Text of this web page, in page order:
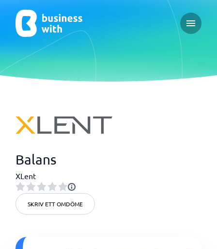
Open
Balans
XLent
SKRIV ETT OMDÖME